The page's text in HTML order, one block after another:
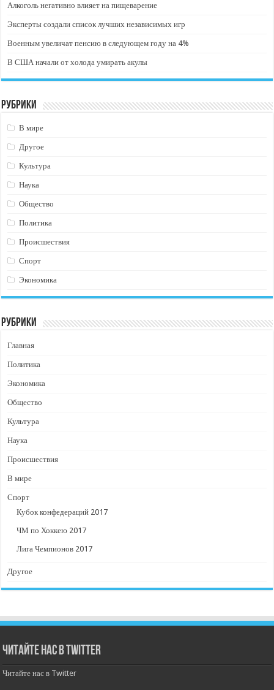
Алкоголь негативно влияет на пищеварение
Эксперты создали список лучших независимых игр
Военным увеличат пенсию в следующем году на 4%
В США начали от холода умирать акулы
Рубрики
В мире
Другое
Культура
Наука
Общество
Политика
Происшествия
Спорт
Экономика
Рубрики
Главная
Политика
Экономика
Общество
Культура
Наука
Происшествия
В мире
Спорт
Кубок конфедераций 2017
ЧМ по Хоккею 2017
Лига Чемпионов 2017
Другое
Читайте нас в Twitter
Читайте нас в Twitter